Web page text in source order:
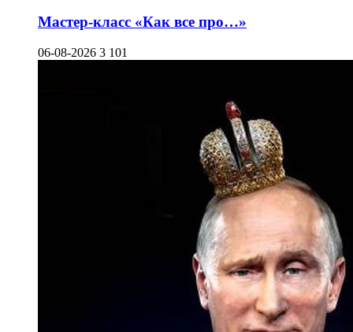
Мастер-класс «Как все про…»
06-08-2026 3 101